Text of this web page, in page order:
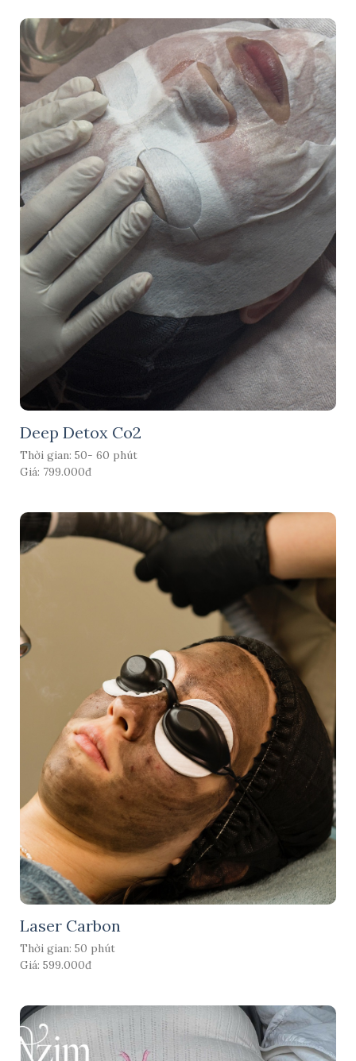
Deep Detox Co2
Thời gian: 50- 60 phút
Giá: 799.000đ
Laser Carbon
Thời gian: 50 phút
Giá: 599.000đ